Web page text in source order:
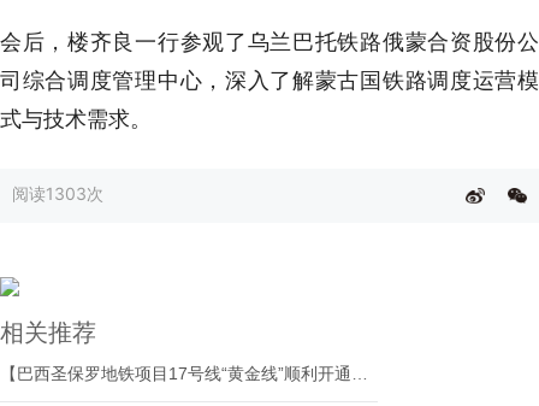
会后，楼齐良一行参观了乌兰巴托铁路俄蒙合资股份公
司综合调度管理中心，深入了解蒙古国铁路调度运营模
式与技术需求。
阅读1303次
相关推荐
【巴西圣保罗地铁项目17号线“黄金线”顺利开通试运营】